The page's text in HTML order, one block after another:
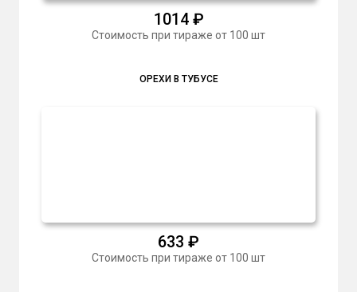
1014₽
Стоимость при тираже от 100 шт
ОРЕХИ В ТУБУСЕ
633 ₽
Стоимость при тираже от 100 шт